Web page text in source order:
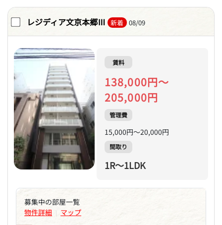
レジディア文京本郷Ⅲ 新着 08/09
賃料
138,000円～
205,000円
管理費
15,000円～20,000円
間取り
1R～1LDK
募集中の部屋一覧
物件詳細 | マップ